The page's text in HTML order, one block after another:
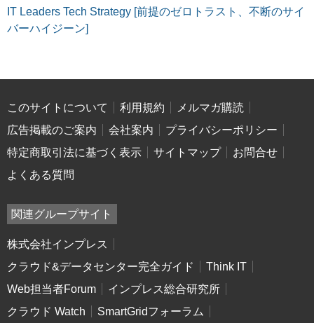
IT Leaders Tech Strategy [前提のゼロトラスト、不断のサイ
バーハイジーン]
このサイトについて 利用規約
メルマガ購読
広告掲載のご案内
会社案内
プライバシーポリシー
特定商取引法に基づく表示
サイトマップ
お問合せ
よくある質問
関連グループサイト
株式会社インプレス
クラウド&データセンター完全ガイド
Think IT
Web担当者Forum
インプレス総合研究所
クラウド Watch
SmartGridフォーラム